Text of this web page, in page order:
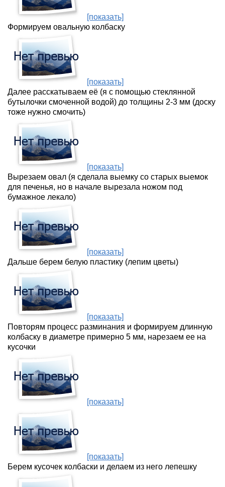
[показать]
Формируем овальную колбаску
[показать]
Далее расскатываем её (я с помощью стеклянной
бутылочки смоченной водой) до толщины 2-3 мм (доску
тоже нужно смочить)
[показать]
Вырезаем овал (я сделала выемку со старых выемок
для печенья, но в начале вырезала ножом под
бумажное лекало)
[показать]
Дальше берем белую пластику (лепим цветы)
[показать]
Повторям процесс разминания и формируем длинную
колбаску в диаметре примерно 5 мм, нарезаем ее на
кусочки
[показать]
[показать]
Берем кусочек колбаски и делаем из него лепешку